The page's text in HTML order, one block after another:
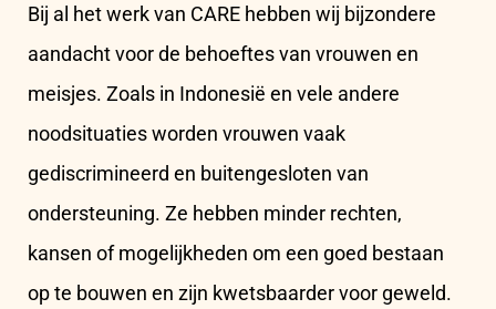
Bij al het werk van CARE hebben wij bijzondere
aandacht voor de behoeftes van vrouwen en
meisjes. Zoals in Indonesië en vele andere
noodsituaties worden vrouwen vaak
gediscrimineerd en buitengesloten van
ondersteuning. Ze hebben minder rechten,
kansen of mogelijkheden om een goed bestaan
op te bouwen en zijn kwetsbaarder voor geweld.